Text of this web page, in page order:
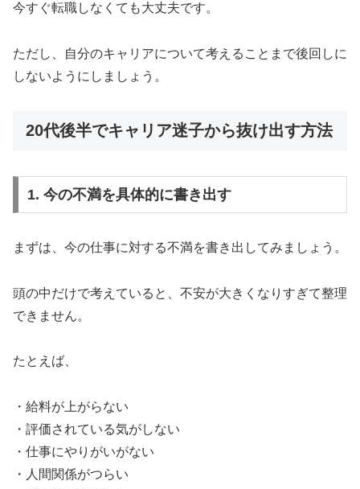
今すぐ転職しなくても大丈夫です。
ただし、自分のキャリアについて考えることまで後回しに
しないようにしましょう。
20代後半でキャリア迷子から抜け出す方法
1. 今の不満を具体的に書き出す
まずは、今の仕事に対する不満を書き出してみましょう。
頭の中だけで考えていると、不安が大きくなりすぎて整理
できません。
たとえば、
・給料が上がらない
・評価されている気がしない
・仕事にやりがいがない
・人間関係がつらい